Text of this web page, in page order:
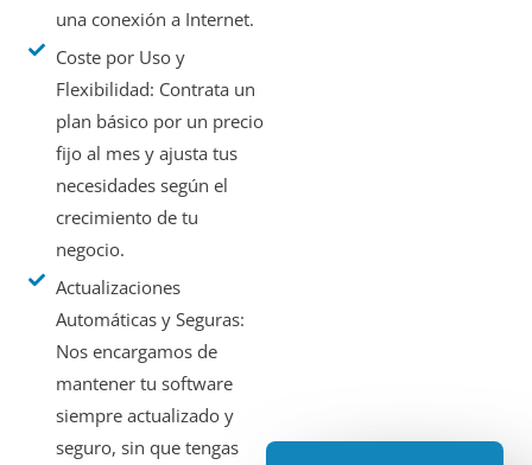
una conexión a Internet.
Coste por Uso y
Flexibilidad: Contrata un
plan básico por un precio
fijo al mes y ajusta tus
necesidades según el
crecimiento de tu
negocio.
Actualizaciones
Automáticas y Seguras:
Nos encargamos de
mantener tu software
siempre actualizado y
seguro, sin que tengas